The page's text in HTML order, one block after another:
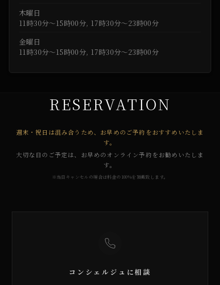
木曜日
11時30分～15時00分, 17時30分～23時00分
金曜日
11時30分～15時00分, 17時30分～23時00分
RESERVATION
週末・祝日は混み合うため、お早めのご予約をおすすめいたしま
す。
大切な日のご予定は、お早めのオンライン予約をお勧めいたしま
す。
※当日キャンセルの場合は料金の100%を頂戴致します。
コンシェルジュに相談